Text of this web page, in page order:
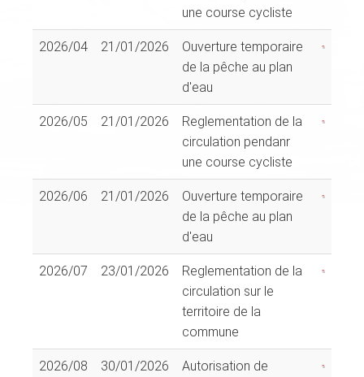
une course cycliste
2026/04 21/01/2026
Ouverture temporaire
de la pêche au plan
d'eau
2026/05 21/01/2026
Reglementation de la
circulation pendanr
une course cycliste
2026/06 21/01/2026
Ouverture temporaire
de la pêche au plan
d'eau
2026/07 23/01/2026
Reglementation de la
circulation sur le
territoire de la
commune
2026/08 30/01/2026
Autorisation de